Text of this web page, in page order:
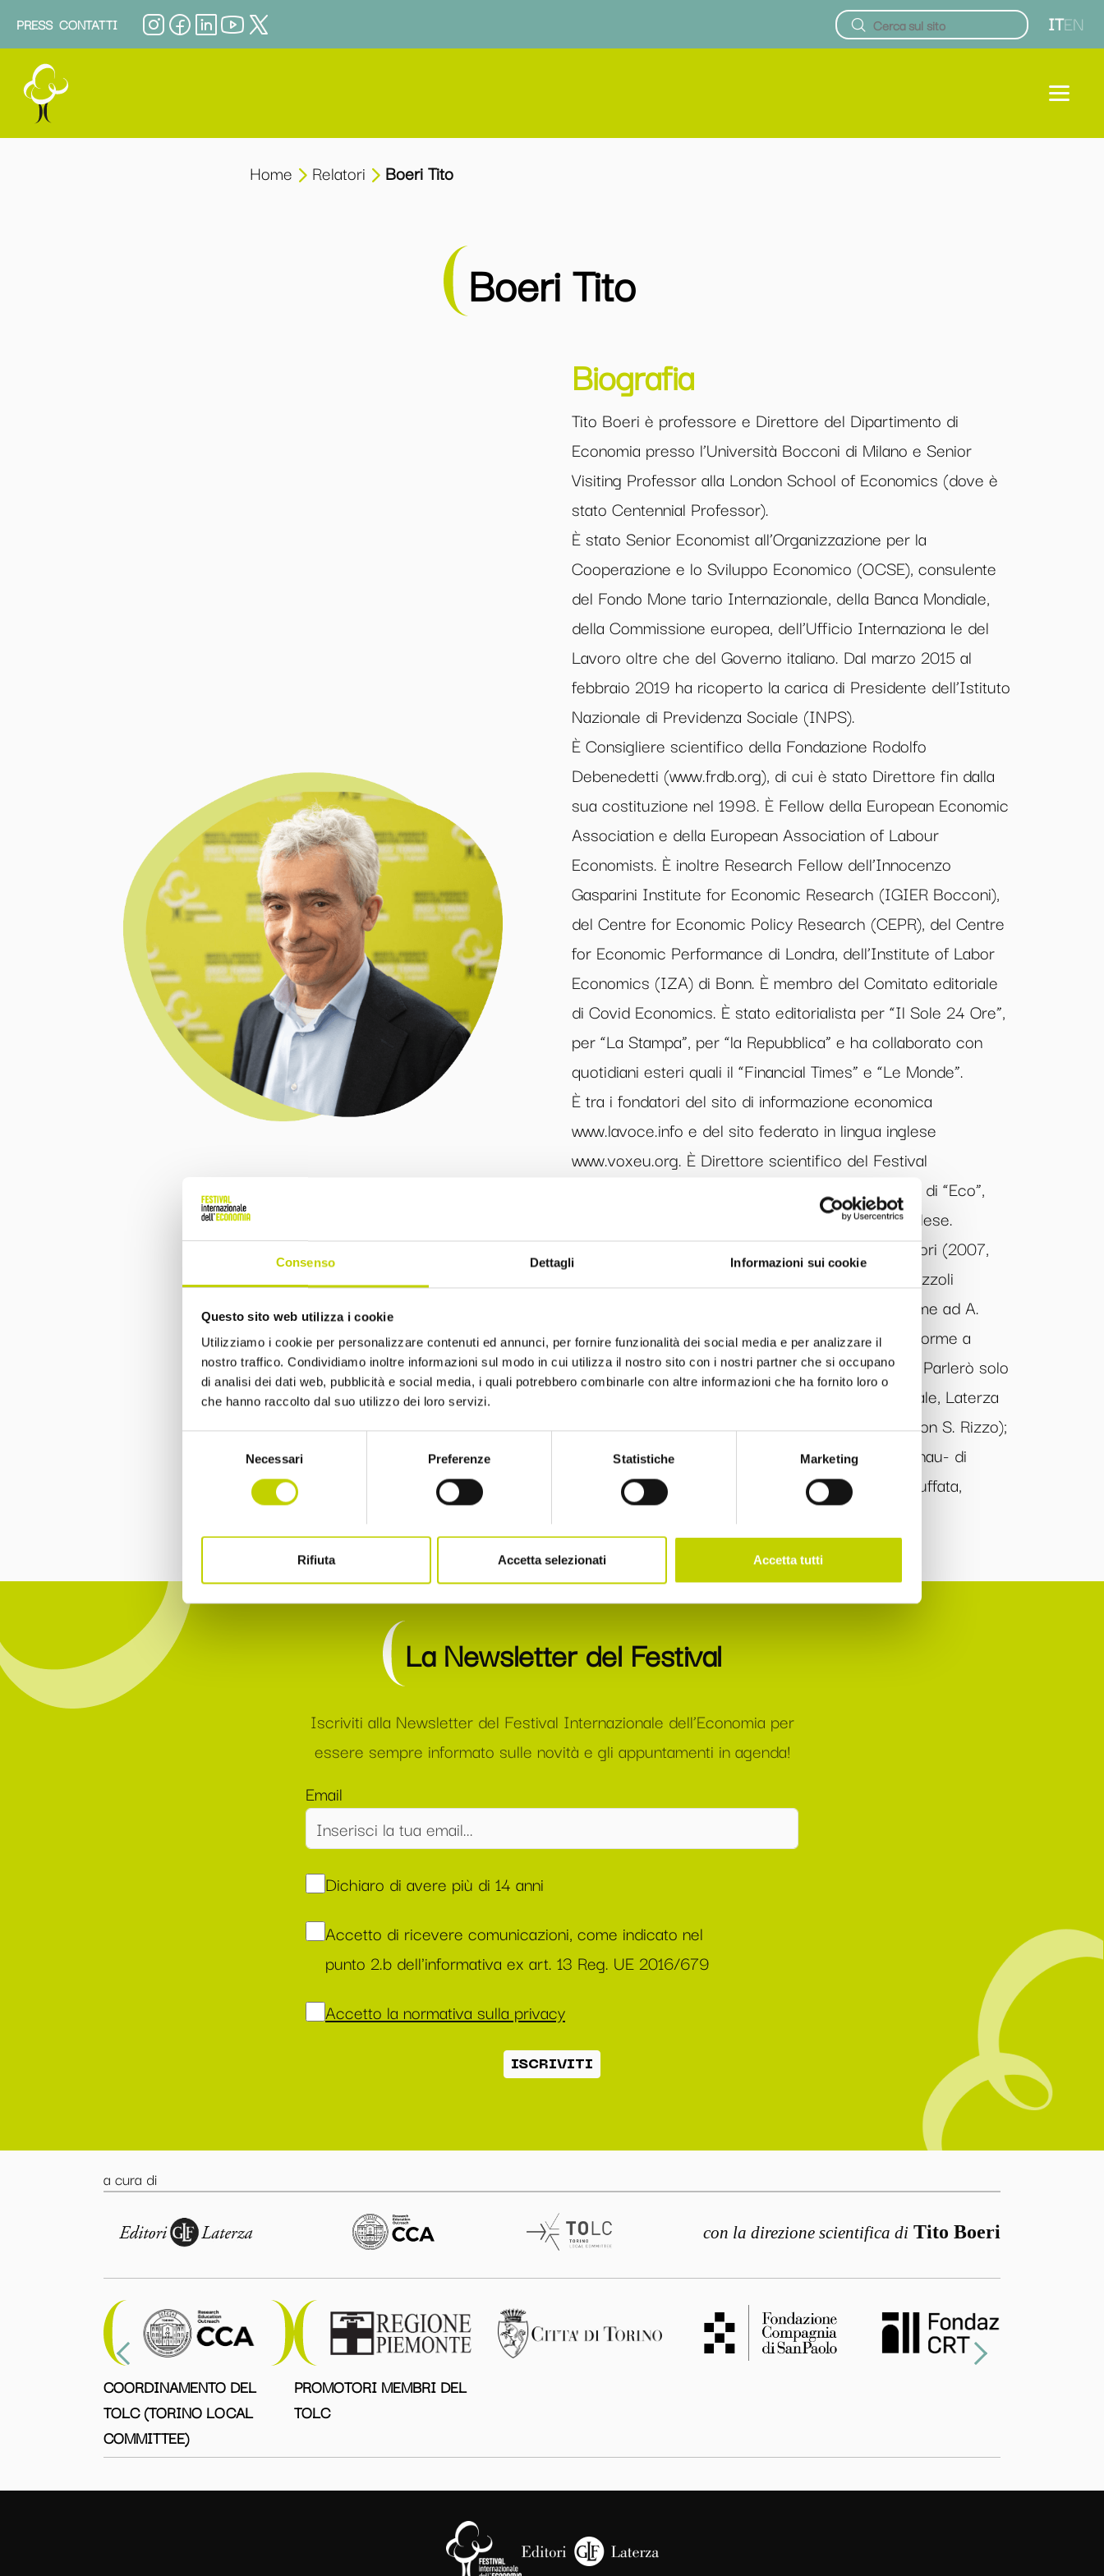
Consenso Dettagli Informazioni sui cookie
Questo sito web utilizza i cookie
Utilizziamo i cookie per personalizzare contenuti ed annunci, per fornire funzionalità dei social media e per analizzare il
nostro traffico. Condividiamo inoltre informazioni sul modo in cui utilizza il nostro sito con i nostri partner che si occupano
di analisi dei dati web, pubblicità e social media, i quali potrebbero combinarle con altre informazioni che ha fornito loro o
che hanno raccolto dal suo utilizzo dei loro servizi.
Necessari Preferenze Statistiche Marketing
Rifiuta Accetta selezionati Accetta tutti
PRESS CONTATTI ITEN
Home Relatori Boeri Tito
Boeri Tito
Biografia
Tito Boeri è professore e Direttore del Dipartimento di
Economia presso l’Università Bocconi di Milano e Senior
Visiting Professor alla London School of Economics (dove è
stato Centennial Professor).
È stato Senior Economist all’Organizzazione per la
Cooperazione e lo Sviluppo Economico (OCSE), consulente
del Fondo Mone tario Internazionale, della Banca Mondiale,
della Commissione europea, dell’Ufficio Internaziona le del
Lavoro oltre che del Governo italiano. Dal marzo 2015 al
febbraio 2019 ha ricoperto la carica di Presidente dell’Istituto
Nazionale di Previdenza Sociale (INPS).
È Consigliere scientifico della Fondazione Rodolfo
Debenedetti (www.frdb.org), di cui è stato Direttore fin dalla
sua costituzione nel 1998. È Fellow della European Economic
Association e della European Association of Labour
Economists. È inoltre Research Fellow dell’Innocenzo
Gasparini Institute for Economic Research (IGIER Bocconi),
del Centre for Economic Policy Research (CEPR), del Centre
for Economic Performance di Londra, dell’Institute of Labor
Economics (IZA) di Bonn. È membro del Comitato editoriale
di Covid Economics. È stato editorialista per “Il Sole 24 Ore”,
per “La Stampa”, per “la Repubblica” e ha collaborato con
quotidiani esteri quali il “Financial Times” e “Le Monde”.
È tra i fondatori del sito di informazione economica
www.lavoce.info e del sito federato in lingua inglese
www.voxeu.org. È Direttore scientifico del Festival
Internazionale dell’Economia di Torino e Direttore di “Eco”,
nuovo mensile di economia in lingua italiana e inglese.
Tra i suoi libri in italiano: Contro i giovani, Mondadori (2007,
con V. Galasso); La crisi non è uguale per tutti, Rizzoli
(2009); Classe dirigente (di cui è curatore assieme ad A.
Merlo e A. Prat), Università Bocconi (2010); Le riforme a
costo zero, Chiarelettere (2011, con P. Garibaldi); Parlerò solo
di calcio, il Mulino (2012); Populismo e stato sociale, Laterza
(2017); Riprendiamoci lo Stato, Feltrinelli (2020, con S. Rizzo);
Sì Vax. Dialogo tra un pragmatico e un non so, Einau- di
(2021, con A. Spilimbergo); PNRR, La grande abbuffata,
Feltrinelli (2023, con R. Perotti).
La Newsletter del Festival
Iscriviti alla Newsletter del Festival Internazionale dell’Economia per
essere sempre informato sulle novità e gli appuntamenti in agenda!
Email
Dichiaro di avere più di 14 anni
Accetto di ricevere comunicazioni, come indicato nel
punto 2.b dell'informativa ex art. 13 Reg. UE 2016/679
Accetto la normativa sulla privacy
ISCRIVITI
a cura di
con la direzione scientifica di Tito Boeri
COORDINAMENTO DEL
TOLC (TORINO LOCAL
COMMITTEE)
PROMOTORI MEMBRI DEL
TOLC